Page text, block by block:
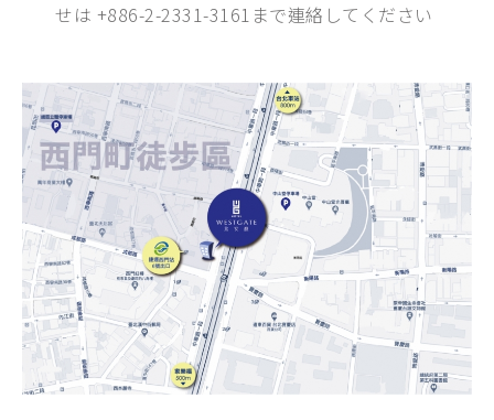
せは +886-2-2331-3161まで連絡してください